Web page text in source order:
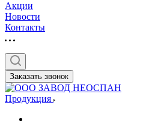
Акции
Новости
Контакты
Заказать звонок
Продукция